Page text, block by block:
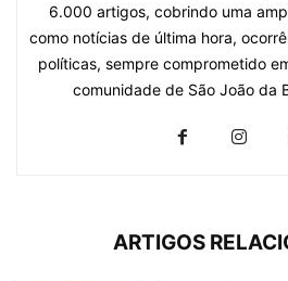
6.000 artigos, cobrindo uma
como notícias de última hora,
políticas, sempre comprometido
comunidade de São João da
ARTIGOS